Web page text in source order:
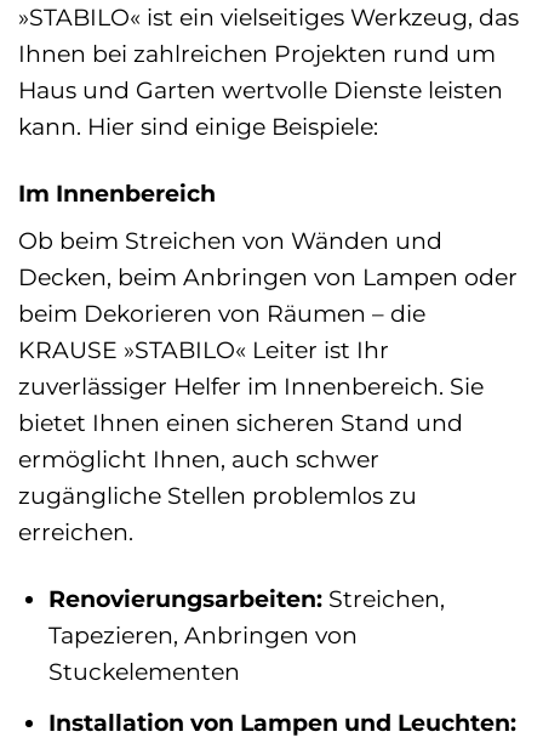
»STABILO« ist ein vielseitiges Werkzeug, das
Ihnen bei zahlreichen Projekten rund um
Haus und Garten wertvolle Dienste leisten
kann. Hier sind einige Beispiele:
Im Innenbereich
Ob beim Streichen von Wänden und
Decken, beim Anbringen von Lampen oder
beim Dekorieren von Räumen – die
KRAUSE »STABILO« Leiter ist Ihr
zuverlässiger Helfer im Innenbereich. Sie
bietet Ihnen einen sicheren Stand und
ermöglicht Ihnen, auch schwer
zugängliche Stellen problemlos zu
erreichen.
Renovierungsarbeiten:Streichen,
Tapezieren, Anbringen von
Stuckelementen
Installation von Lampen und Leuchten: